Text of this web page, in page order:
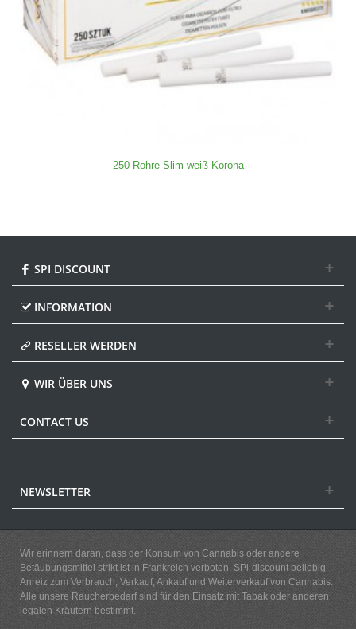
250 Rohre Slim weiß Korona
SPI DISCOUNT
INFORMATION
RESELLER WERDEN
WIR ÜBER UNS
CONTACT US
NEWSLETTER
Wir erinnern daran, dass der Konsum von Cannabis oder andere
Betäubungsmittel strikt ist in Frankreich verboten. SPi-discount beliebig
Anreiz zum Verbrauch, Verkauf, Ankauf und Weiterverkauf von Cannabis.
Alle unsere Raucherbedarf sind für den Einsatz mit Tabak oder anderen
legalen Kräutern bestimmt.